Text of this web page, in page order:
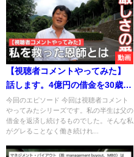
動画
【視聴者コメントやってみた】
話します。4億円の借金を30歳で
完済するまで支えてくれた恩師
がいたことを！
今回のエピソード 今回は視聴者コメント
やってみたシリーズです。私の半生は父の
借金を返済し続けるものでした。そんな私
がグレることなく働き続けれ...